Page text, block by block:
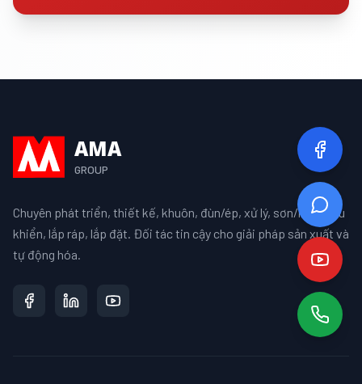
AMA
GROUP
Chuyên phát triển, thiết kế, khuôn, đùn/ép, xử lý, sơn/mạ, điều
khiển, lắp ráp, lắp đặt. Đối tác tin cậy cho giải pháp sản xuất và
tự động hóa.